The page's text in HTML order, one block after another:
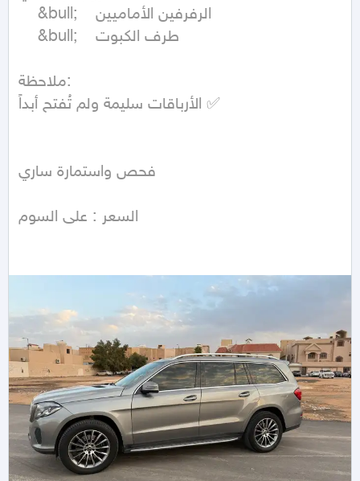
ملاحظة:
الأرباقات سليمة ولم تُفتح أبداً ✅
فحص واستمارة ساري
السعر : على السوم